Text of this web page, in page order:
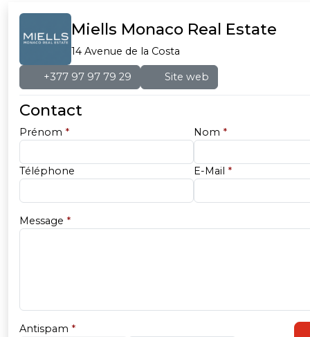
Miells Monaco Real Estate
14 Avenue de la Costa
+377 97 97 79 29 Site web
Contact
Prénom * Nom *
Téléphone E-Mail *
Message *
Antispam *